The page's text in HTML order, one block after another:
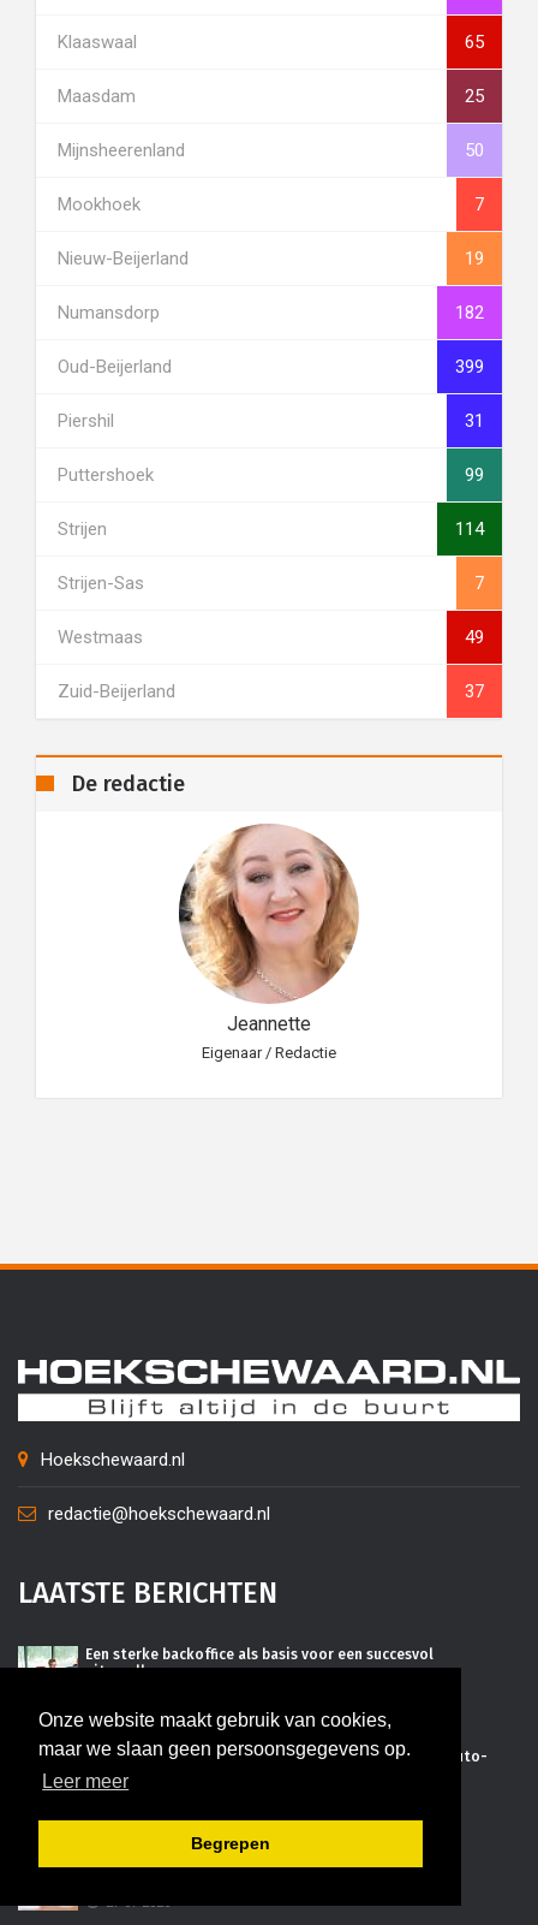
Onze website maakt gebruik van cookies,
maar we slaan geen persoonsgegevens op.
Leer meer
Begrepen
Klaaswaal 65
Maasdam 25
Mijnsheerenland 50
Mookhoek 7
Nieuw-Beijerland 19
Numansdorp 182
Oud-Beijerland 399
Piershil 31
Puttershoek 99
Strijen 114
Strijen-Sas 7
Westmaas 49
Zuid-Beijerland 37
De redactie
Jeannette
Eigenaar / Redactie
Hoekschewaard.nl
redactie@hoekschewaard.nl
LAATSTE BERICHTEN
Een sterke backoffice als basis voor een succesvol
uitzendbureau
07-08-2026
Vergelijk garages in Hoeksche Waard en bespaar op auto-
07-08-2026
Efficiënt projectmanagement voor regionale groei
27-07-2026